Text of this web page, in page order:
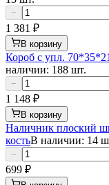
−
1 381 ₽
В корзину
Короб с упл.
наличии: 188 шт.
−
1 148 ₽
В корзину
Наличник плоский
костьВ наличии: 14
−
699 ₽